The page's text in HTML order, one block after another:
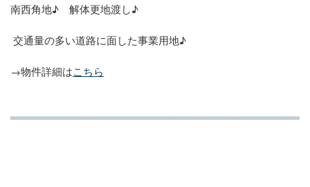
南西角地♪ 解体更地渡し♪
交通量の多い道路に面した事業用地♪
→物件詳細はこちら